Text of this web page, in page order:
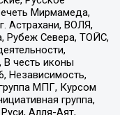
Мирмамеда,
Астрахани, ВОЛЯ,
Рубеж Севера, ТОЙС,
честь иконы
Независимость,
МПГ, Курсом
группа,
Алля-Аят,